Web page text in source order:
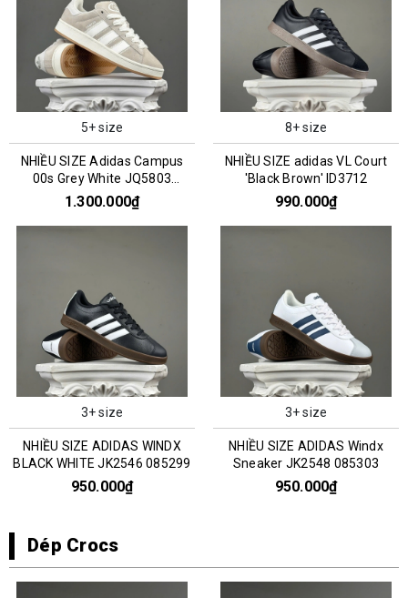
5+ size
NHIỀU SIZE Adidas Campus
00s Grey White JQ5803
0351303
1.300.000₫
8+ size
NHIỀU SIZE adidas VL Court
'Black Brown' ID3712
990.000₫
3+ size
NHIỀU SIZE ADIDAS WINDX
BLACK WHITE JK2546 085299
950.000₫
3+ size
NHIỀU SIZE ADIDAS Windx
Sneaker JK2548 085303
950.000₫
Dép Crocs